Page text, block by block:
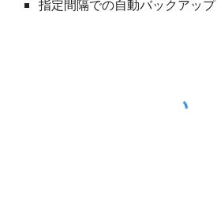
指定間隔での自動バックアップ